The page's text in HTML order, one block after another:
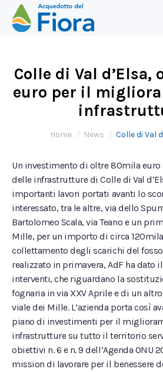
Colle di Val
euro per il
Tu sei qui:
Home News Colle di Val
Un investimento di oltre 80mila
delle infrastrutture di Colle di Val
importanti lavori portati avanti lo
interessato, tra le altre, via dello
Bartolomeo Scala, via Teano e un
Mille, per un importo di circa
collettamento degli scarichi del
realizzato in primavera, AdF ha dato
interventi, che riguardano la
fognaria in via XXV Aprile e di un
viale dei Mille. L’azienda porta così
piano di investimenti per il
infrastrutture su tutto il territorio
obiettivi n. 6 e n. 9 dell’Agenda ONU
mission di lavorare per il benessere